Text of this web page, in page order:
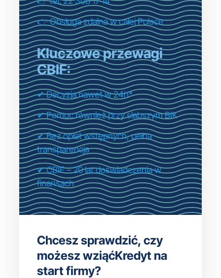
👉 Obsługa zdalna w całej Polsce
Kluczowe przewagi
CBIF:
✔ Decyzja nawet w 24h*
✔ Pomoc również przy słabszym BIK
✔ Bez opłat wstępnych, pełna
transparencja
✔ CBIF – 20 lat doświadczenia w
finansach
Chcesz sprawdzić, czy
możesz wziąćKredyt na
start firmy?